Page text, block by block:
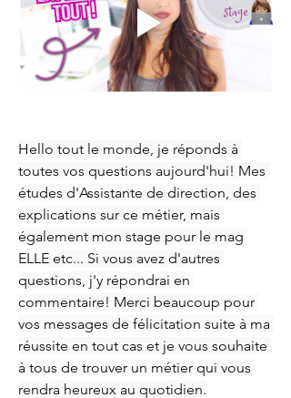
Hello tout le monde, je réponds à
toutes vos questions aujourd'hui! Mes
études d'Assistante de direction, des
explications sur ce métier, mais
également mon stage pour le mag
ELLE etc... Si vous avez d'autres
questions, j'y répondrai en
commentaire! Merci beaucoup pour
vos messages de félicitation suite à ma
réussite en tout cas et je vous souhaite
à tous de trouver un métier qui vous
rendra heureux au quotidien.